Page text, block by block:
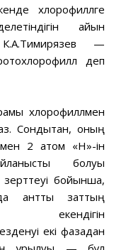
хлорофиллге
айқын
—
деп
хлорофиллмен
Сондықтан, оның
2 атом «Н»-ін
болуы
бойынша,
қантты заттың
екендігін
екі фазадан